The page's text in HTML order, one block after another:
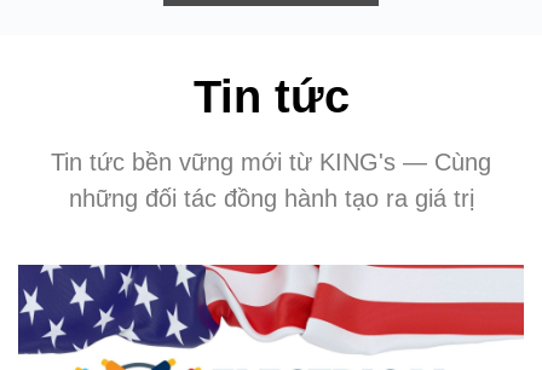
Tin tức
Tin tức bền vững mới từ KING's — Cùng
những đối tác đồng hành tạo ra giá trị